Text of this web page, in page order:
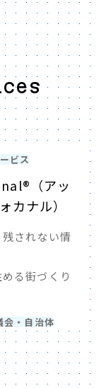
ビス
（アッ
カナル）
されない情
る街づくり
会・自治体